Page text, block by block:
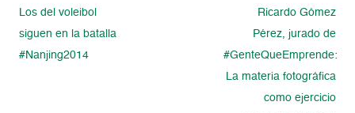
Los del voleibol
siguen en la batalla
#Nanjing2014
Ricardo Gómez
Pérez, jurado de
#GenteQueEmprende:
La materia fotográfica
como ejercicio